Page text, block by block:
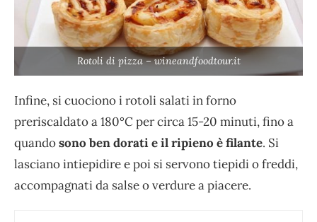
Rotoli di pizza – wineandfoodtour.it
Infine, si cuociono i rotoli salati in forno
preriscaldato a 180°C per circa 15-20 minuti, fino a
quandosono ben dorati e il ripieno è filante. Si
lasciano intiepidire e poi si servono tiepidi o freddi,
accompagnati da salse o verdure a piacere.